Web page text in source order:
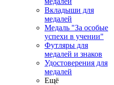
Вкладыши для
медалей
Медаль "За особые
успехи в учении"
Футляры для
медалей и знаков
Удостоверения для
медалей
Ещё